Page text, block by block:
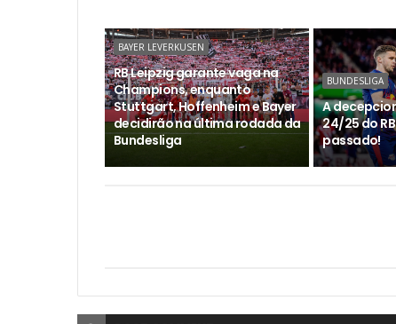
BAYER LEVERKUSEN
RB Leipzig garante vaga na
Champions, enquanto
Stuttgart, Hoffenheim e Bayer
decidirão na última rodada da
Bundesliga
BUNDESLIGA
A
24/25 do
passado!